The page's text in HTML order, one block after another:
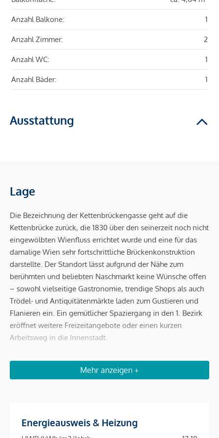
Anzahl Balkone: 1
Anzahl Zimmer: 2
Anzahl WC: 1
Anzahl Bäder: 1
Ausstattung
Lage
Die Bezeichnung der Kettenbrückengasse geht auf die
Kettenbrücke zurück, die 1830 über den seinerzeit noch nicht
eingewölbten Wienfluss errichtet wurde und eine für das
damalige Wien sehr fortschrittliche Brückenkonstruktion
darstellte. Der Standort lässt aufgrund der Nähe zum
berühmten und beliebten Naschmarkt keine Wünsche offen
– sowohl vielseitige Gastronomie, trendige Shops als auch
Trödel- und Antiquitätenmärkte laden zum Gustieren und
Flanieren ein. Ein gemütlicher Spaziergang in den 1. Bezirk
eröffnet weitere Freizeitangebote oder einen kurzen
Arbeitsweg in die Innenstadt.
Die öffentliche Verkehrsanbindung ist als ausgezeichnet zu
bewerten: In unmittelbarer Umgebung befindet sich die U4
Straße zu erreichen. Der Karlsplatz ist fußläufig ca. 13
Minuten entfernt. Dort befinden sich die U-Bahn-Linien U1,
Mehr anzeigen +
Energieausweis & Heizung